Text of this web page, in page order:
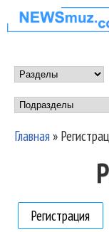
НОВОСТИ
МУЗЫКИ И
ШОУ
Main
Главная»
Регистрация